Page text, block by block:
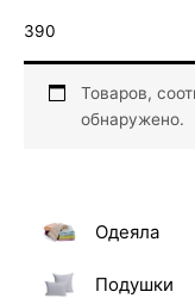
Одеяла
Подушки
390
Товаров,
обнаружено.